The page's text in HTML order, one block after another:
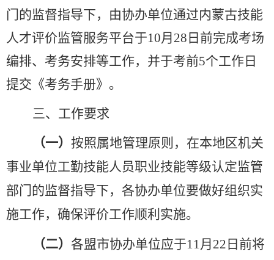
门的监督指导下，由协办单位通过内蒙古技能
人才评价监管服务平台于10月28日前完成考场
编排、考务安排等工作，并于考前5个工作日
提交《考务手册》。
三、工作要求
（一） 按照属地管理原则，在本地区机关
事业单位工勤技能人员职业技能等级认定监管
部门的监督指导下，各协办单位要做好组织实
施工作，确保评价工作顺利实施。
（二） 各盟市协办单位应于11月22日前将